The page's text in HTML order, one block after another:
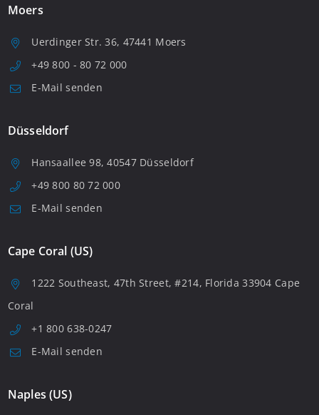
Moers
Uerdinger Str. 36, 47441 Moers
+49 800 - 80 72 000
E-Mail senden
Düsseldorf
Hansaallee 98, 40547 Düsseldorf
+49 800 80 72 000
E-Mail senden
Cape Coral (US)
1222 Southeast, 47th Street, #214, Florida 33904 Cape
Coral
+1 800 638-0247
E-Mail senden
Naples (US)